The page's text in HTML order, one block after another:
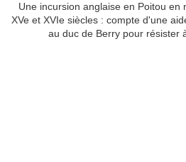
Une incursion anglaise en Poitou en
XVe et XVIe siècles : compte d'une
au duc de Berry pour résister